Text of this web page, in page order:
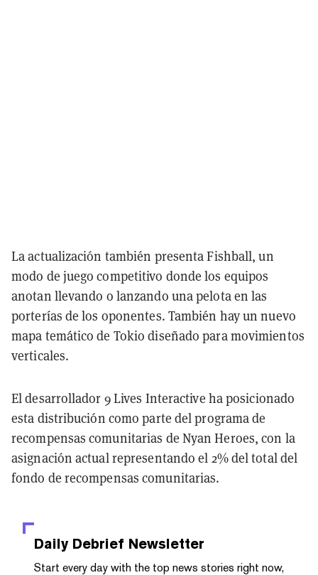
La actualización también presenta Fishball, un
modo de juego competitivo donde los equipos
anotan llevando o lanzando una pelota en las
porterías de los oponentes. También hay un nuevo
mapa temático de Tokio diseñado para movimientos
verticales.
El desarrollador 9 Lives Interactive ha posicionado
esta distribución como parte del programa de
recompensas comunitarias de Nyan Heroes, con la
asignación actual representando el 2% del total del
fondo de recompensas comunitarias.
Daily Debrief Newsletter
Start every day with the top news stories right now,